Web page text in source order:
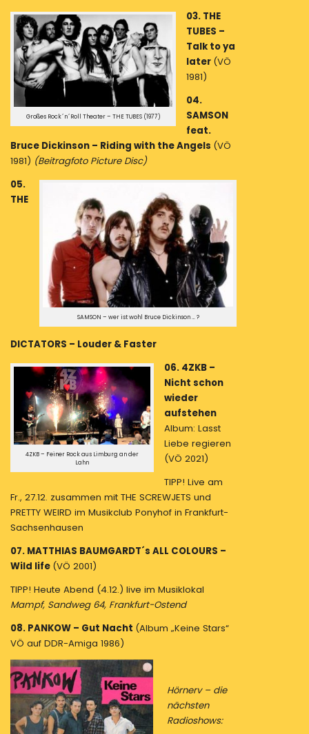
Großes Rock´n´Roll Theater – THE TUBES (1977)
03. THE
TUBES –
Talk to ya
later (VÖ
1981)
04.
SAMSON
feat.
Bruce Dickinson – Riding with the Angels (VÖ
1981) (Beitragfoto Picture Disc)
SAMSON – wer ist wohl Bruce Dickinson … ?
05.
THE
DICTATORS – Louder & Faster
4ZKB – Feiner Rock aus Limburg an der
Lahn
06. 4ZKB –
Nicht schon
wieder
aufstehen
Album: Lasst
Liebe regieren
(VÖ 2021)
TIPP! Live am
Fr., 27.12. zusammen mit THE SCREWJETS und
PRETTY WEIRD im Musikclub Ponyhof in Frankfurt-
Sachsenhausen
07. MATTHIAS BAUMGARDT´s ALL COLOURS –
Wild life (VÖ 2001)
TIPP! Heute Abend (4.12.) live im Musiklokal
Mampf, Sandweg 64, Frankfurt-Ostend
08. PANKOW – Gut Nacht (Album „Keine Stars“
VÖ auf DDR-Amiga 1986)
Hörnerv – die
nächsten
Radioshows: